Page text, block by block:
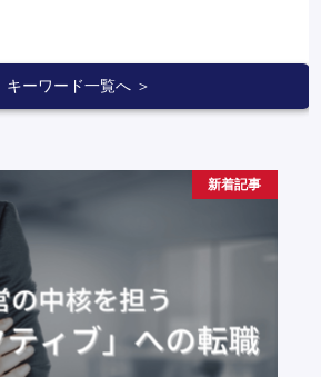
キーワード一覧へ ＞
新着記事